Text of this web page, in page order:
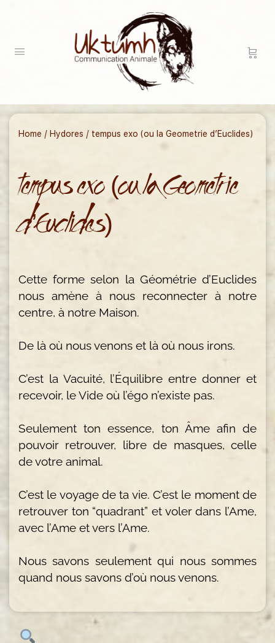
Home / Hydores / tempus exo (ou la Geometrie d’Euclides)
tempus exo (ou la Geometrie
d’Euclides)
Cette forme selon la Géométrie d’Euclides
nous amène à nous reconnecter à notre
centre, à notre Maison.
De là où nous venons et là où nous irons.
C’est la Vacuité, l’Équilibre entre donner et
recevoir, le Vide où l’égo n’existe pas.
Seulement ton essence, ton Âme afin de
pouvoir retrouver, libre de masques, celle
de votre animal.
C’est le voyage de ta vie. C’est le moment de
retrouver ton “quadrant” et voler dans l’Ame,
avec l’Ame et vers l’Ame.
Nous savons seulement qui nous sommes
quand nous savons d’où nous venons.